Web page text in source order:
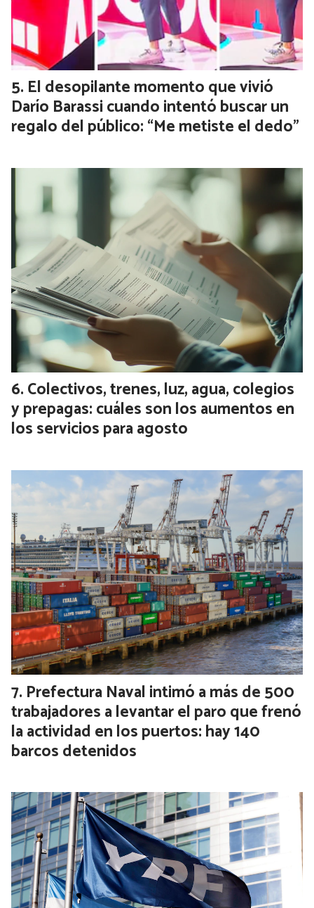
El desopilante momento que vivió
Darío Barassi cuando intentó buscar un
regalo del público: “Me metiste el dedo”
Colectivos, trenes, luz, agua, colegios
y prepagas: cuáles son los aumentos en
los servicios para agosto
Prefectura Naval intimó a más de 500
trabajadores a levantar el paro que frenó
la actividad en los puertos: hay 140
barcos detenidos